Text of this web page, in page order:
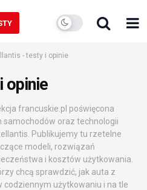
- testy i opinie
opinie
francuskie.pl poświęcona
oraz technologii
Publikujemy tu rzetelne
modeli, rozwiązań
i kosztów użytkowania.
chcą sprawdzić, jak auta z
użytkowaniu i na tle